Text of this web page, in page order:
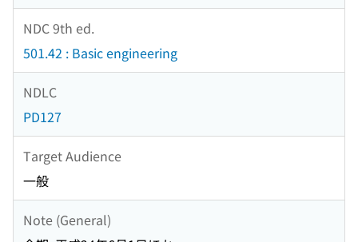
NDC 9th ed.
501.42 : Basic engineering
NDLC
PD127
Target Audience
一般
Note (General)